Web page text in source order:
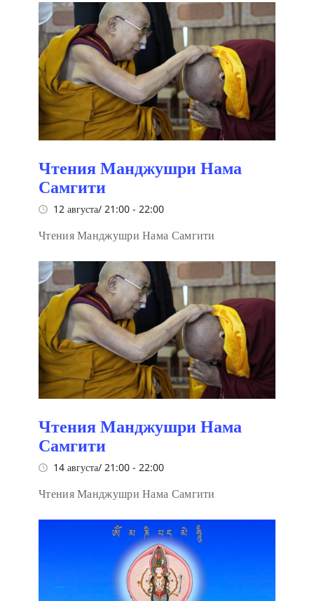
Чтения Манджушри Нама
Самгити
12 августа/ 21:00 - 22:00
Чтения Манджушри Нама Самгити
Чтения Манджушри Нама
Самгити
14 августа/ 21:00 - 22:00
Чтения Манджушри Нама Самгити